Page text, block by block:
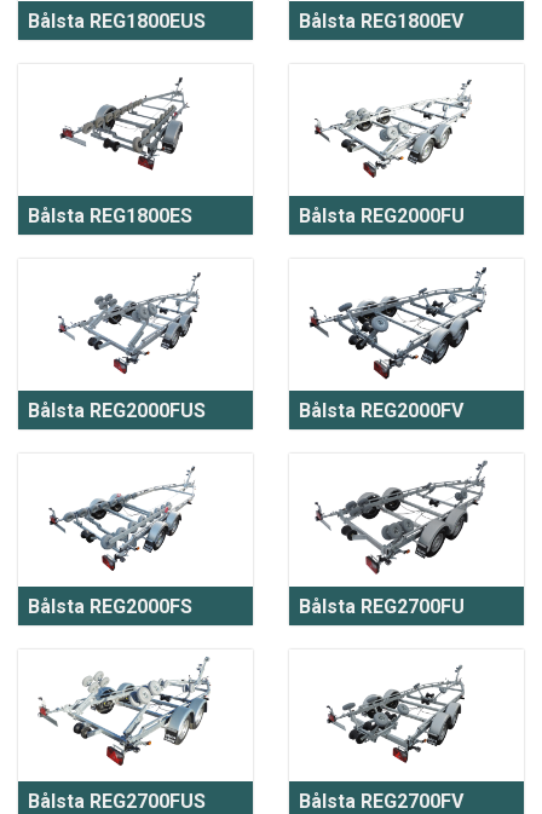
Bålsta REG1800EUS Bålsta REG1800EV
Bålsta REG1800ES Bålsta REG2000FU
Bålsta REG2000FUS Bålsta REG2000FV
Bålsta REG2000FS Bålsta REG2700FU
Bålsta REG2700FUS Bålsta REG2700FV